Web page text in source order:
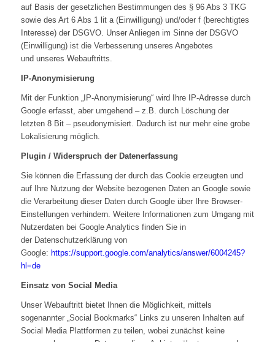
auf Basis der gesetzlichen Bestimmungen des § 96 Abs 3 TKG
sowie des Art 6 Abs 1 lit a (Einwilligung) und/oder f (berechtigtes
Interesse) der DSGVO. Unser Anliegen im Sinne der DSGVO
(Einwilligung) ist die Verbesserung unseres Angebotes
und unseres Webauftritts.
IP-Anonymisierung
Mit der Funktion „IP-Anonymisierung“ wird Ihre IP-Adresse durch
Google erfasst, aber umgehend – z.B. durch Löschung der
letzten 8 Bit – pseudonymisiert. Dadurch ist nur mehr eine grobe
Lokalisierung möglich.
Plugin / Widerspruch der Datenerfassung
Sie können die Erfassung der durch das Cookie erzeugten und
auf Ihre Nutzung der Website bezogenen Daten an Google sowie
die Verarbeitung dieser Daten durch Google über Ihre Browser-
Einstellungen verhindern. Weitere Informationen zum Umgang mit
Nutzerdaten bei Google Analytics finden Sie in
der Datenschutzerklärung von
Google: https://support.google.com/analytics/answer/6004245?
hl=de
Einsatz von Social Media
Unser Webauftritt bietet Ihnen die Möglichkeit, mittels
sogenannter „Social Bookmarks“ Links zu unseren Inhalten auf
Social Media Plattformen zu teilen, wobei zunächst keine